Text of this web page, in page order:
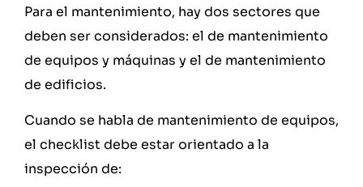
Para el mantenimiento, hay dos sectores que
deben ser considerados: el de mantenimiento
de equipos y máquinas y el de mantenimiento
de edificios.
Cuando se habla de mantenimiento de equipos,
el checklist debe estar orientado a la
inspección de: